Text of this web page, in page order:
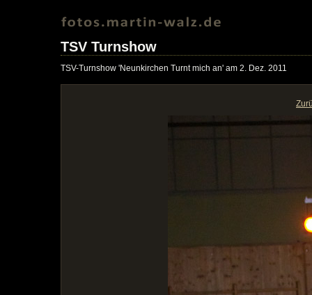
TSV Turnshow
TSV-Turnshow 'Neunkirchen Turnt mich an' am 2. Dez. 2011